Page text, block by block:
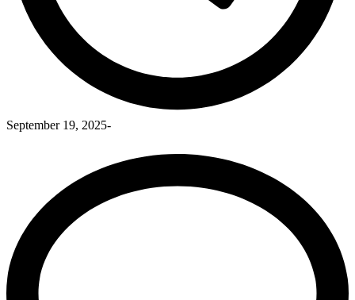
September 19, 2025-